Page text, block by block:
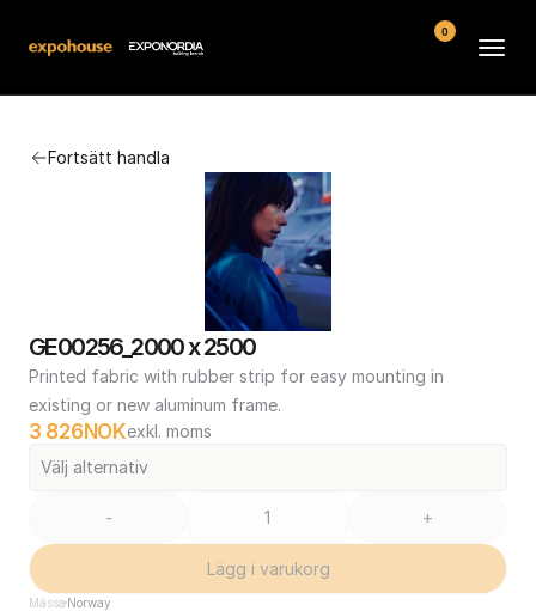
Fortsätt handla
GE00256_2000 x 2500
Printed fabric with rubber strip for easy mounting in
existing or new aluminum frame.
3 826NOKexkl. moms
Välj alternativ
- +
Lägg i varukorg
Mässa Norway
Kontakt
Köpvillkor
0